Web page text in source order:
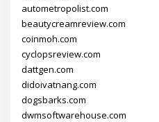
autometropolist.com
beautycreamreview.com
coinmoh.com
cyclopsreview.com
dattgen.com
didoivatnang.com
dogsbarks.com
dwmsoftwarehouse.com